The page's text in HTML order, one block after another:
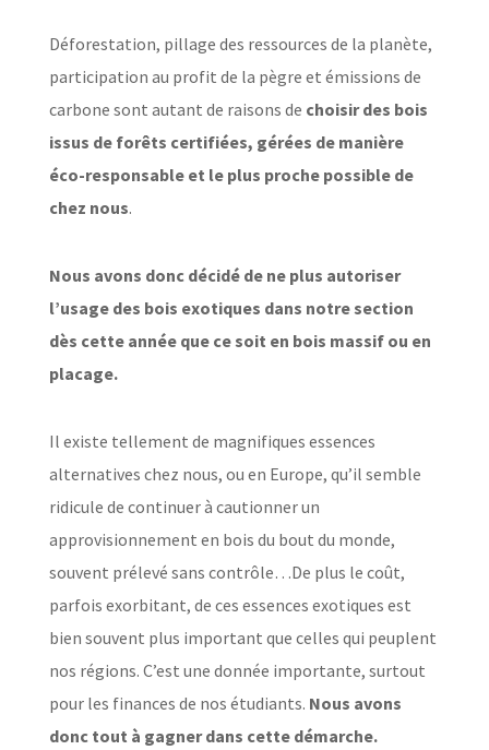
Déforestation, pillage des ressources de la planète,
participation au profit de la pègre et émissions de
carbone sont autant de raisons de choisir des bois
issus de forêts certifiées, gérées de manière
éco-responsable et le plus proche possible de
chez nous.
Nous avons donc décidé de ne plus autoriser
l’usage des bois exotiques dans notre section
dès cette année que ce soit en bois massif ou en
placage.
Il existe tellement de magnifiques essences
alternatives chez nous, ou en Europe, qu’il semble
ridicule de continuer à cautionner un
approvisionnement en bois du bout du monde,
souvent prélevé sans contrôle…De plus le coût,
parfois exorbitant, de ces essences exotiques est
bien souvent plus important que celles qui peuplent
nos régions. C’est une donnée importante, surtout
pour les finances de nos étudiants. Nous avons
donc tout à gagner dans cette démarche.